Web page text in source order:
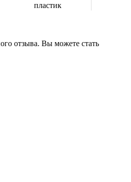
пластик
отзыва. Вы можете стать